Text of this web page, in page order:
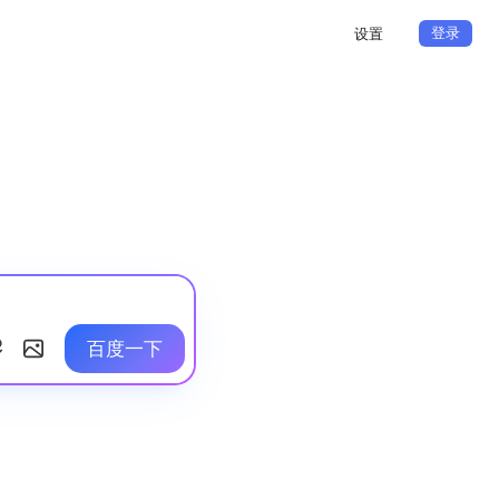
设置 登录
百度一下